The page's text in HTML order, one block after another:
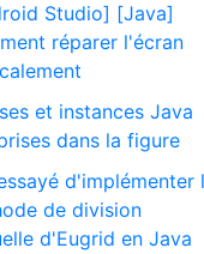
Studio] [Java]
réparer l'écran
et instances Java
dans la figure
d'implémenter
de division
d'Eugrid en Java